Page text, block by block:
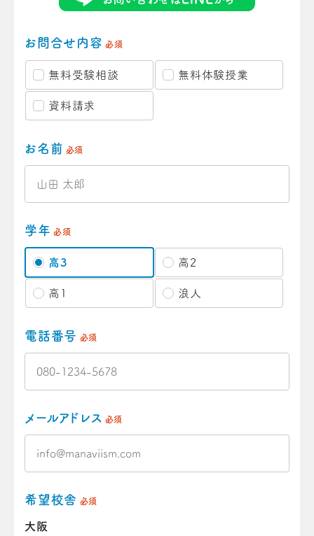
お問合せ内容 必須
無料受験相談 無料体験授業
資料請求
お名前 必須
学年 必須
高3 高2
高1 浪人
電話番号 必須
メールアドレス 必須
希望校舎 必須
大阪